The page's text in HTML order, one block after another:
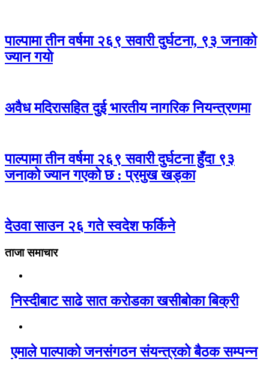
पाल्पामा तीन वर्षमा २६९ सवारी दुर्घटना, ९३ जनाको
ज्यान गयाे
अवैध मदिरासहित दुई भारतीय नागरिक नियन्त्रणमा
पाल्पामा तीन वर्षमा २६९ सवारी दुर्घटना हुँदा ९३
जनाको ज्यान गएको छ : प्रमुख खड्का
देउवा साउन २६ गते स्वदेश फर्किने
ताजा समाचार
निस्दीबाट साढे सात करोडका खसीबोका बिक्री
एमाले पाल्पाको जनसंगठन संयन्त्रको बैठक सम्पन्न